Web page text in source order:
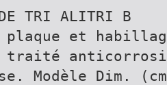
DE TRI ALITRI B
plaque et
traité
Modèle Dim.